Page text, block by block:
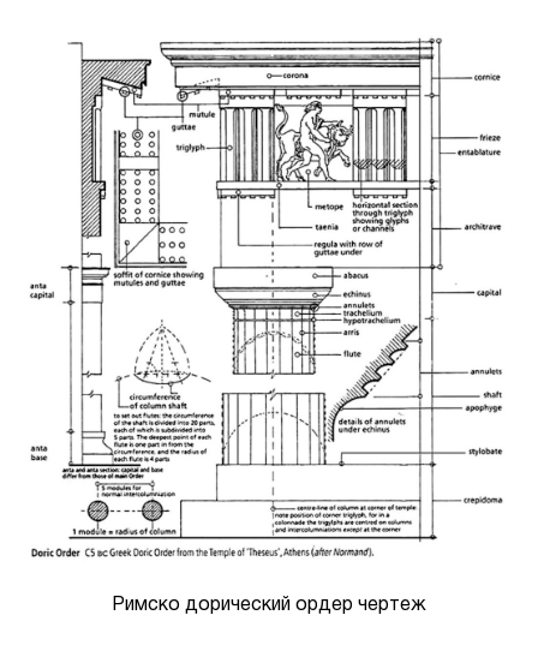
Римско дорический ордер чертеж